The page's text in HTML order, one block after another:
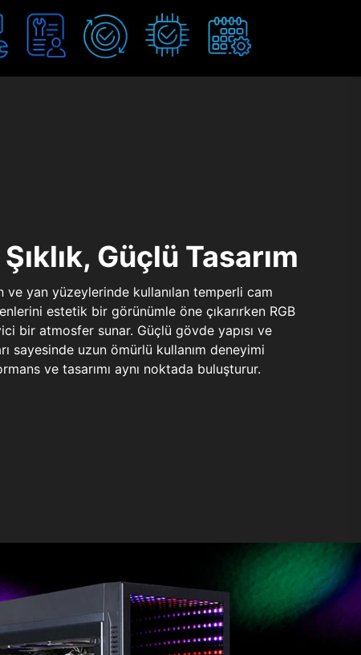
Güçlü Tasarım
ve yan yüzeylerinde kullanılan temperli cam
estetik bir görünümle öne çıkarırken RGB
bir atmosfer sunar. Güçlü gövde yapısı ve
sayesinde uzun ömürlü kullanım deneyimi
ve tasarımı aynı noktada buluşturur.